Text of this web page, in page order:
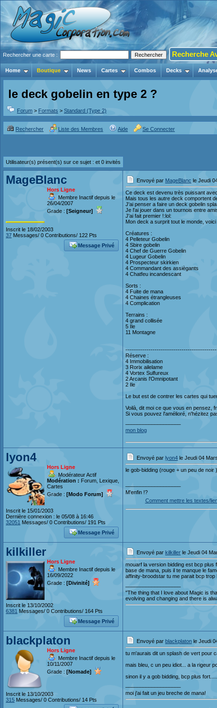
Rechercher une carte : Recherche
Home Boutique News Cartes Combos Decks
le deck gobelin en type 2 ?
Forum > Formats > Standard (Type 2)
Rechercher Liste des Membres Aide Se Connecter
Utilisateur(s) présent(s) sur ce sujet : et 0 invités
MageBlanc
Hors Ligne
Membre Inactif depuis le
26/04/2007
Grade : [Seigneur]
Inscrit le 18/02/2003
37 Messages/ 0 Contributions/ 122 Pts
Message Privé
Envoyé par MageBlanc le Jeudi
Ce deck est devenu très puissant
Mais tous les autre deck comportent
J'ai penser a faire un deck gobelin
Je l'ai jouer dans un tournois entre
J'ai fait premier !:lol:
Mon deck a surprit tout le monde, voici
Créatures :
4 Pelleteur Gobelin
4 Sbire gobelin
4 Chef de Guerre Gobelin
4 Lugeur Gobelin
4 Prospecteur skirkien
4 Commandant des assiègants
4 Chatfeu incandescant
Sorts :
4 Fuite de mana
4 Chaines étrangleuses
4 Complication
Terrains :
4 grand collisée
5 Ile
11 Montagne
Réserve :
4 Immobilisation
3 Rorix ailelame
4 Vortex Sulfureux
2 Arcanis l'Omnipotant
2 Ile
Le but est de contrer les cartes qui
Voilà, dit moi ce que vous en pensez,
Si vous pouvez l'amélioré, n'hézitez
mon blog
lyon4
Hors Ligne
Modérateur Actif
Modération : Forum, Lexique,
Cartes
Grade : [Modo Forum]
Inscrit le 15/01/2003
Dernière connexion : le 05/08 à 16:46
32051 Messages/ 0 Contributions/ 191 Pts
Message Privé
Envoyé par lyon4 le Jeudi 04
le gob-bidding (rouge + un peu de
M'enfin !?
Comment mettre les textes/
kilkiller
Hors Ligne
Membre Inactif depuis le
16/09/2022
Grade : [Divinité]
Inscrit le 13/10/2002
6381 Messages/ 0 Contributions/ 164 Pts
Message Privé
Envoyé par kilkiller le Jeudi 04
mouarf la version bidding est bcp
base de mana, puis il te manque le
affinity-broodstar tu me parait bcp trop
"The thing that I love about Magic is
evolving and changing and there is
blackplaton
Hors Ligne
Membre Inactif depuis le
10/11/2007
Grade : [Nomade]
Inscrit le 13/10/2003
315 Messages/ 0 Contributions/ 14 Pts
Envoyé par blackplaton le Jeudi
tu m'aurais dit un splash de vert pour
mais bleu, c un peu idiot... a la rigeur
sinon il y a gob bidding, bcp plus fort.....
moi j'ai fait un jeu breche de mana!